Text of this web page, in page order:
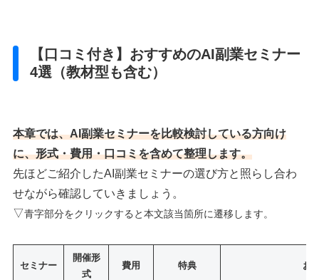
【口コミ付き】おすすめのAI副業セミナー
4選（教材型も含む）
本章では、AI副業セミナーを比較検討している方向け
に、形式・費用・口コミを含めて整理します。
先ほどご紹介したAI副業セミナーの選び方と照らし合わ
せながら確認していきましょう。
▽青字部分をクリックすると本文該当箇所に遷移します。
セミナー
開催形
式
費用 特典 お